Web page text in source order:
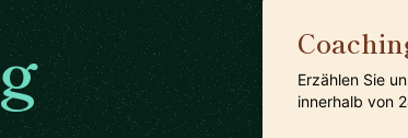
Erzählen Sie
innerhalb von